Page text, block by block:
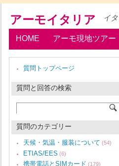
アーモイタリア イ
HOME アーモ現地ツアー
質問トップページ
質問と回答の検索
質問のカテゴリー
天候・気温・服装について (54)
ETIAS/EES (6)
携帯電話とSIMカード (179)